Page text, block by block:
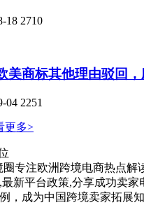
18 2710
美商标其他理由驳回，
04 2251
更多>
圈专注欧洲跨境电商热点解
新平台政策,分享成功卖家
，成为中国跨境卖家拓展知